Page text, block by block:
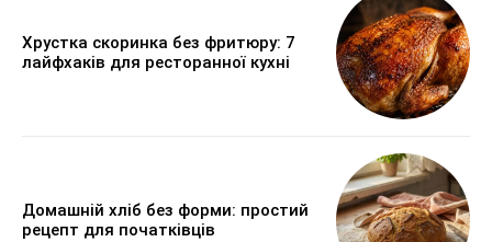
Хрустка скоринка без фритюру: 7
лайфхаків для ресторанної кухні
Домашній хліб без форми: простий
рецепт для початківців